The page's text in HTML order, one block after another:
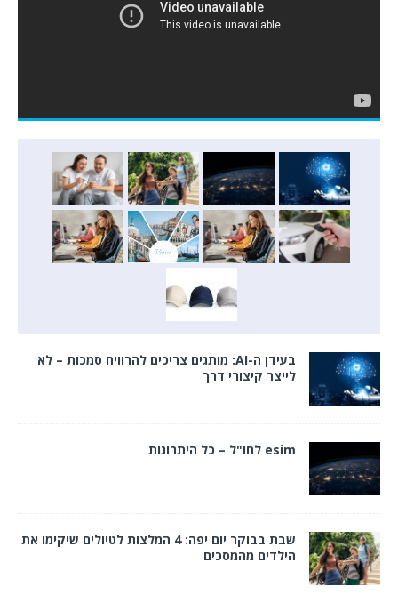
בעידן ה-AI: מותגים צריכים להרוויח סמכות – לא
לייצר קיצורי דרך
esim לחו"ל – כל היתרונות
שבת בבוקר יום יפה: 4 המלצות לטיולים שיקימו את
הילדים מהמסכים